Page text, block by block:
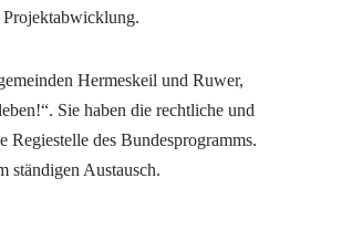
Hermeskeil und Ruwer,
Sie haben die rechtliche und
des Bundesprogramms.
ständigen Austausch.